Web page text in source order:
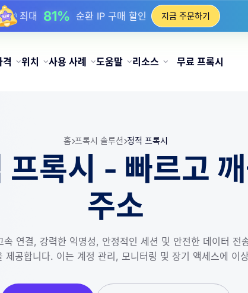
최대 17%충전 시 보너스 할인
최대25%정적 IP 구매 할인
최대
81% 순환 IP 구매 할인
지금 주문하기
격 위치 사용 사례 도움말 리소스 무료 프록시
홈 프록시 솔루션 정적 프록시
록시 - 빠르고
주소
연결, 강력한 익명성, 안정적인 세션 및 안전한 데이터 전
제공합니다. 이는 계정 관리, 모니터링 및 장기 액세스에 이